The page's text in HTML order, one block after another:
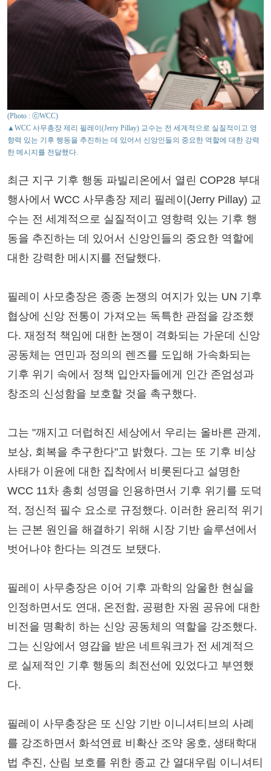
(Photo : ⓒWCC)
▲WCC 사무총장 제리 필레이(Jerry Pillay) 교수는 전 세계적으로 실질적이고 영
향력 있는 기후 행동을 추진하는 데 있어서 신앙인들의 중요한 역할에 대한 강력
한 메시지를 전달했다.
최근 지구 기후 행동 파빌리온에서 열린 COP28 부대
행사에서 WCC 사무총장 제리 필레이(Jerry Pillay) 교
수는 전 세계적으로 실질적이고 영향력 있는 기후 행
동을 추진하는 데 있어서 신앙인들의 중요한 역할에
대한 강력한 메시지를 전달했다.
필레이 사모충장은 종종 논쟁의 여지가 있는 UN 기후
협상에 신앙 전통이 가져오는 독특한 관점을 강조했
다. 재정적 책임에 대한 논쟁이 격화되는 가운데 신앙
공동체는 연민과 정의의 렌즈를 도입해 가속화되는
기후 위기 속에서 정책 입안자들에게 인간 존엄성과
창조의 신성함을 보호할 것을 촉구했다.
그는 "깨지고 더럽혀진 세상에서 우리는 올바른 관계,
보상, 회복을 추구한다"고 밝혔다. 그는 또 기후 비상
사태가 이윤에 대한 집착에서 비롯된다고 설명한
WCC 11차 총회 성명을 인용하면서 기후 위기를 도덕
적, 정신적 필수 요소로 규정했다. 이러한 윤리적 위기
는 근본 원인을 해결하기 위해 시장 기반 솔루션에서
벗어나야 한다는 의견도 보탰다.
필레이 사무충장은 이어 기후 과학의 암울한 현실을
인정하면서도 연대, 온전함, 공평한 자원 공유에 대한
비전을 명확히 하는 신앙 공동체의 역할을 강조했다.
그는 신앙에서 영감을 받은 네트워크가 전 세계적으
로 실제적인 기후 행동의 최전선에 있었다고 부연했
다.
필레이 사무충장은 또 신앙 기반 이니셔티브의 사례
를 강조하면서 화석연료 비확산 조약 옹호, 생태학대
법 추진, 산림 보호를 위한 종교 간 열대우림 이니셔티